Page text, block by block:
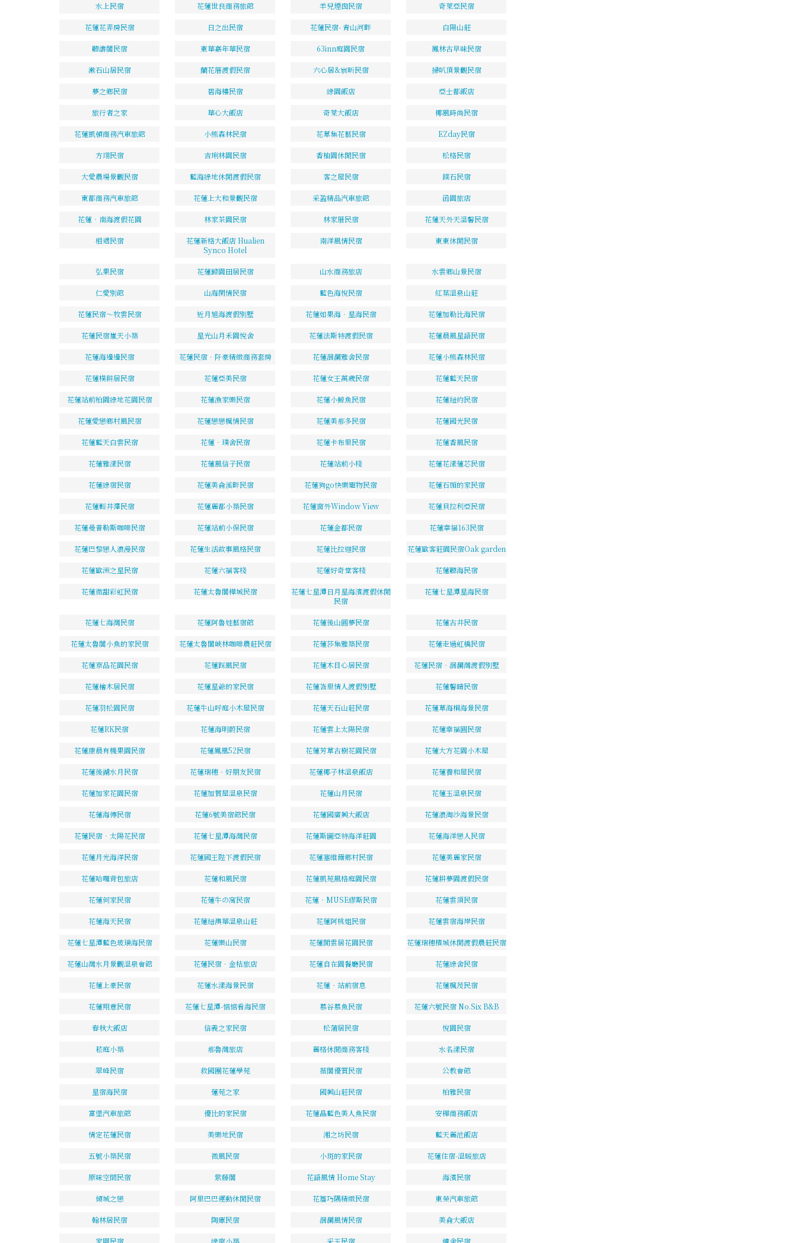
水上民宿 花蓮世良商務旅館 羊兒煙囪民宿 奇萊亞民宿
花蓮花弄房民宿 日之出民宿 花蓮民宿- 青山河畔 白陽山莊
聽濤閣民宿 東華嘉年華民宿 63inn庭園民宿 鳳林古早味民宿
漱石山居民宿 蘭花厝渡假民宿 六心居&宸昕民宿 掃叭頂景觀民宿
夢之鄉民宿 碧海樓民宿 綠園飯店 亞士都飯店
旅行者之家 華心大飯店 奇萊大飯店 椰風時尚民宿
花蓮凱頓商務汽車旅館 小熊森林民宿 花草集花藝民宿 EZday民宿
方翊民宿 吉琍林園民宿 香柚園休閒民宿 松格民宿
大愛農場景觀民宿 藍海綠地休閒渡假民宿 客之屋民宿 鏷石民宿
東都商務汽車旅館 花蓮上大和景觀民宿 采盈精品汽車旅館 函園旅店
花蓮‧南海渡假花園 林家茶園民宿 林家厝民宿 花蓮天外天溫馨民宿
相遇民宿
花蓮新格大飯店 Hualien
Synco Hotel
南洋風情民宿 東東休閒民宿
弘果民宿 花蓮歸園田居民宿 山水商務旅店 水雲鄉山景民宿
仁愛別館 山海閑情民宿 藍色海悅民宿 紅葉溫泉山莊
花蓮民宿～牧雲民宿 近月旭海渡假別墅 花蓮如果海．星海民宿 花蓮加勒比海民宿
花蓮民宿嵐天小築 星光山月禾園悅舍 花蓮法斯特渡假民宿 花蓮晨風星語民宿
花蓮海邊邊民宿 花蓮民宿．阡豪精緻商務套房 花蓮洄瀾雅舍民宿 花蓮小熊森林民宿
花蓮樸耕居民宿 花蓮亞美民宿 花蓮女王萬歲民宿 花蓮藍天民宿
花蓮站前柏園綠地花園民宿 花蓮漁家樂民宿 花蓮小鯨魚民宿 花蓮紐約民宿
花蓮愛戀鄉村風民宿 花蓮戀戀楓情民宿 花蓮美那多民宿 花蓮國光民宿
花蓮藍天白雲民宿 花蓮‧璞舍民宿 花蓮卡布里民宿 花蓮香風民宿
花蓮雅漾民宿 花蓮風信子民宿 花蓮站前小棧 花蓮花漾蓮芯民宿
花蓮綠宿民宿 花蓮美侖溪畔民宿 花蓮狗go快樂寵物民宿 花蓮石頭的家民宿
花蓮輕井澤民宿 花蓮麗都小築民宿 花蓮窗外Window View 花蓮貝拉利亞民宿
花蓮曼普勒斯咖啡民宿 花蓮站前小保民宿 花蓮金都民宿 花蓮幸福163民宿
花蓮巴黎戀人浪漫民宿 花蓮生活故事風格民宿 花蓮比拉迦民宿 花蓮歐客莊園民宿Oak garden
花蓮歐洲之星民宿 花蓮六福客棧 花蓮好奇堂客棧 花蓮聽海民宿
花蓮微甜彩虹民宿 花蓮太魯閣樺城民宿
花蓮七星潭日月星海濱渡假休閒
民宿
花蓮七星潭星海民宿
花蓮七海灣民宿 花蓮阿魯娃藝宿館 花蓮後山圓夢民宿 花蓮古井民宿
花蓮太魯閣小魚的家民宿 花蓮太魯閣峽林咖啡農莊民宿 花蓮莎集雅築民宿 花蓮走過虹橋民宿
花蓮京品花園民宿 花蓮踩風民宿 花蓮木目心居民宿 花蓮民宿‧洄瀾灣渡假別墅
花蓮檜木居民宿 花蓮星爺的家民宿 花蓮峇里情人渡假別墅 花蓮馨晴民宿
花蓮羽松園民宿 花蓮牛山呼庭小木屋民宿 花蓮天石山莊民宿 花蓮草海桐海景民宿
花蓮RK民宿 花蓮海明蔚民宿 花蓮雲上太陽民宿 花蓮幸福圓民宿
花蓮康晨有機果園民宿 花蓮鳳凰52民宿 花蓮芳草古樹花園民宿 花蓮大方花園小木屋
花蓮後湖水月民宿 花蓮瑞穗‧好朋友民宿 花蓮椰子林溫泉飯店 花蓮養和屋民宿
花蓮加家花園民宿 花蓮加賀屋溫泉民宿 花蓮山月民宿 花蓮玉溫泉民宿
花蓮海傳民宿 花蓮6號美宿館民宿 花蓮國廣興大飯店 花蓮浪淘沙海景民宿
花蓮民宿‧太陽花民宿 花蓮七星潭海灣民宿 花蓮斯圖亞特海洋莊園 花蓮海洋戀人民宿
花蓮月光海洋民宿 花蓮國王陛下渡假民宿 花蓮塞維爾鄉村民宿 花蓮美麗家民宿
花蓮哈囉背包旅店 花蓮和風民宿 花蓮凱苑風格庭園民宿 花蓮耕夢園渡假民宿
花蓮何家民宿 花蓮牛の窩民宿 花蓮‧MUSE繆斯民宿 花蓮雲頂民宿
花蓮海天民宿 花蓮紐澳華溫泉山莊 花蓮阿桃姐民宿 花蓮雲宿海岸民宿
花蓮七星潭藍色玻璃海民宿 花蓮樂山民宿 花蓮閒雲居花園民宿 花蓮瑞穗檳城休閒渡假農莊民宿
花蓮山灣水月景觀溫泉會館 花蓮民宿．金桔旅店 花蓮自在園餐廳民宿 花蓮綠舍民宿
花蓮上豪民宿 花蓮水漾海景民宿 花蓮‧站前宿息 花蓮楓茂民宿
花蓮翔意民宿 花蓮七星潭-惦惦看海民宿 慕谷慕魚民宿 花蓮六號民宿 No.Six B&B
春秋大飯店 信義之家民宿 松蒲居民宿 悅園民宿
菘庭小築 那魯灣旅店 麗格休閒商務客棧 水名漾民宿
翠峰民宿 救國團花蓮學苑 薇閣優質民宿 公教會館
星宿海民宿 蓮苑之家 國興山莊民宿 柏雅民宿
富堡汽車旅館 優比的家民宿 花蓮晶藍色美人魚民宿 安樺商務飯店
情定花蓮民宿 美樂地民宿 湘之坊民宿 藍天麗池飯店
五號小築民宿 微風民宿 小斑的家民宿 花蓮住宿-溫暖旅店
原味空間民宿 紫藤閣 花語風情 Home Stay 海濱民宿
傾城之戀 阿里巴巴運動休閒民宿 花簷巧隅精緻民宿 東榮汽車旅館
翰林居民宿 陶庫民宿 洄瀾風情民宿 美侖大飯店